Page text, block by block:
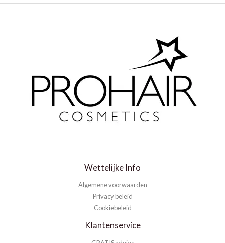
Wettelijke Info
Algemene voorwaarden
Privacy beleid
Cookiebeleid
Klantenservice